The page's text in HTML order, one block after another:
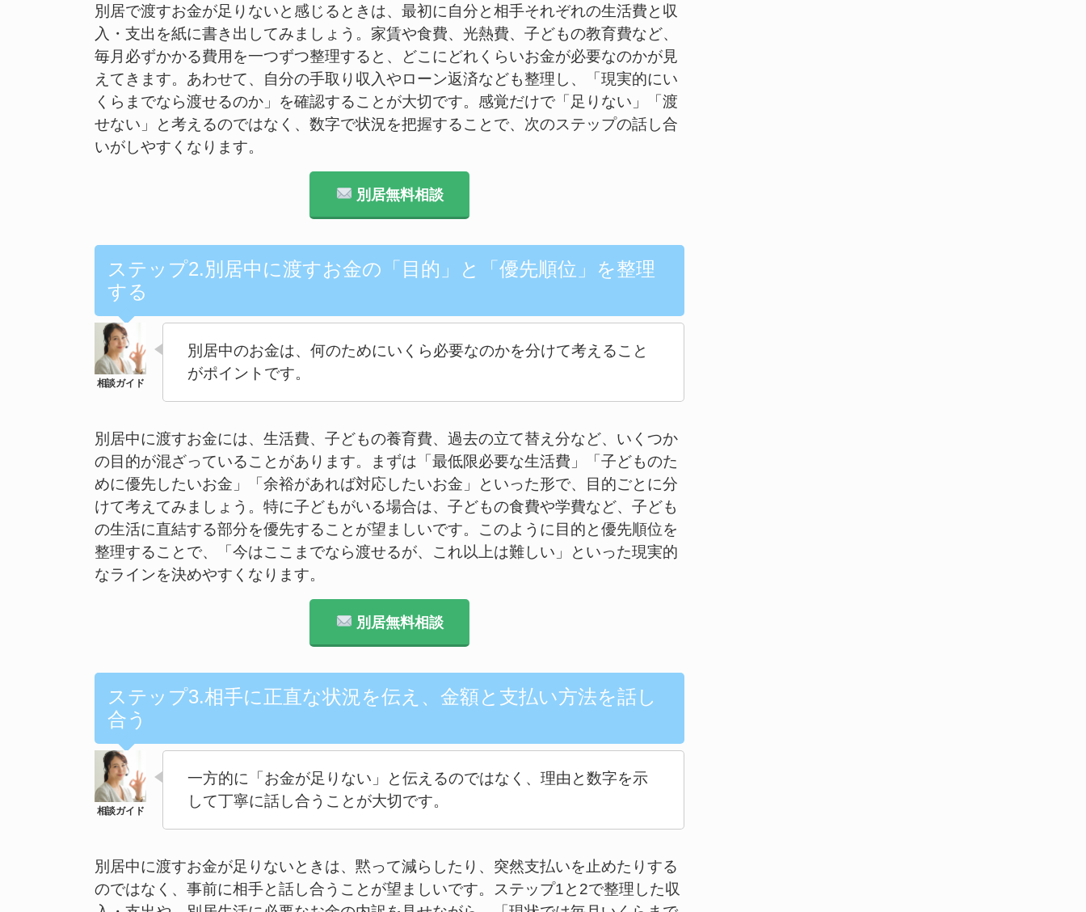
別居で渡すお金が足りないと感じるときは、最初に自分と相手それぞれの生活費と収
入・支出を紙に書き出してみましょう。家賃や食費、光熱費、子どもの教育費など、
毎月必ずかかる費用を一つずつ整理すると、どこにどれくらいお金が必要なのかが見
えてきます。あわせて、自分の手取り収入やローン返済なども整理し、「現実的にい
くらまでなら渡せるのか」を確認することが大切です。感覚だけで「足りない」「渡
せない」と考えるのではなく、数字で状況を把握することで、次のステップの話し合
いがしやすくなります。
別居無料相談
ステップ2.別居中に渡すお金の「目的」と「優先順位」を整理
する
別居中のお金は、何のためにいくら必要なのかを分けて考えること
がポイントです。
別居中に渡すお金には、生活費、子どもの養育費、過去の立て替え分など、いくつか
の目的が混ざっていることがあります。まずは「最低限必要な生活費」「子どものた
めに優先したいお金」「余裕があれば対応したいお金」といった形で、目的ごとに分
けて考えてみましょう。特に子どもがいる場合は、子どもの食費や学費など、子ども
の生活に直結する部分を優先することが望ましいです。このように目的と優先順位を
整理することで、「今はここまでなら渡せるが、これ以上は難しい」といった現実的
なラインを決めやすくなります。
別居無料相談
ステップ3.相手に正直な状況を伝え、金額と支払い方法を話し
合う
一方的に「お金が足りない」と伝えるのではなく、理由と数字を示
して丁寧に話し合うことが大切です。
別居中に渡すお金が足りないときは、黙って減らしたり、突然支払いを止めたりする
のではなく、事前に相手と話し合うことが望ましいです。ステップ1と2で整理した収